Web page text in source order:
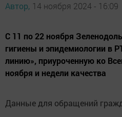
Автор, 14 ноября 2024 - 16:09
C 11 по 22 ноября
гигиены и эпидемиологии в
линию», приуроченную ко
ноября и недели качества
Данные для обращений